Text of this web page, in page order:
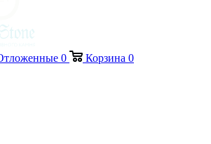
0 Корзина 0